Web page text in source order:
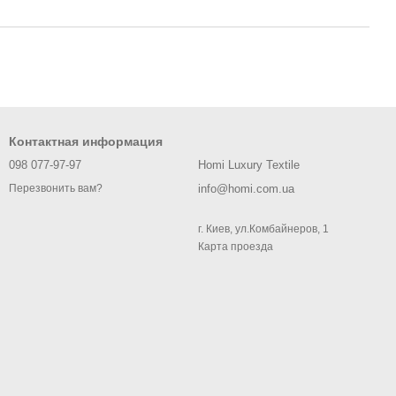
Контактная информация
098 077-97-97
Перезвонить вам?
Homi Luxury Textile
info@homi.com.ua
г. Киев, ул.Комбайнеров, 1
Карта проезда